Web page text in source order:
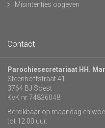
Misintenties opgeven
Contact
Parochiesecretariaat HH.
Steenhoffstraat 41
3764 BJ Soest
KvK nr 74836048
Bereikbaar op maandag en
tot 12.00 uur.